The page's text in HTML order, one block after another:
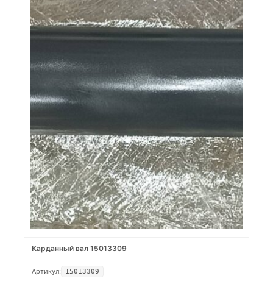
Карданный вал 15013309
Артикул: 15013309